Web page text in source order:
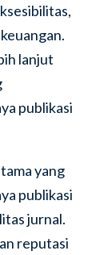
lanjut
publikasi
yang
publikasi
jurnal.
reputasi